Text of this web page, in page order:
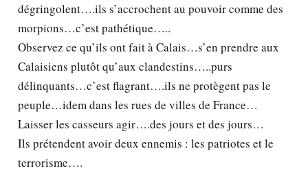
dégringolent….ils s’accrochent au pouvoir comme des
morpions…c’est pathétique…..
Observez ce qu’ils ont fait à Calais…s’en prendre aux
Calaisiens plutôt qu’aux clandestins…..purs
délinquants…c’est flagrant….ils ne protègent pas le
peuple…idem dans les rues de villes de France…
Laisser les casseurs agir….des jours et des jours…
Ils prétendent avoir deux ennemis : les patriotes et le
terrorisme….